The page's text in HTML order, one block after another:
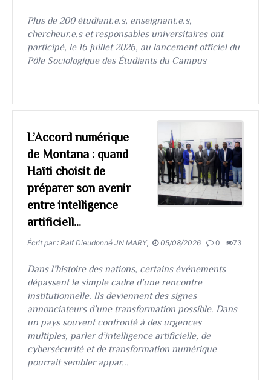
Plus de 200 étudiant.e.s, enseignant.e.s,
chercheur.e.s et responsables universitaires ont
participé, le 16 juillet 2026, au lancement officiel du
Pôle Sociologique des Étudiants du Campus
L’Accord numérique
de Montana : quand
Haïti choisit de
préparer son avenir
entre intelligence
artificiell...
Écrit par : Ralf Dieudonné JN MARY, 05/08/2026 0 73
​​​​​​​Dans l’histoire des nations, certains événements
dépassent le simple cadre d’une rencontre
institutionnelle. Ils deviennent des signes
annonciateurs d’une transformation possible. Dans
un pays souvent confronté à des urgences
multiples, parler d’intelligence artificielle, de
cybersécurité et de transformation numérique
pourrait sembler appar...